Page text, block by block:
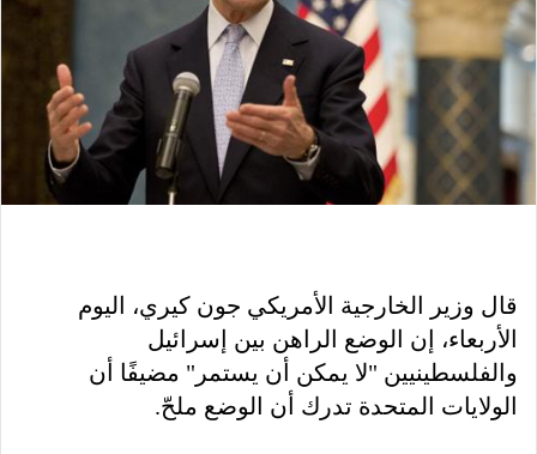
قال وزير الخارجية الأمريكي جون كيري، اليوم
الأربعاء، إن الوضع الراهن بين إسرائيل
والفلسطينيين "لا يمكن أن يستمر" مضيفًا أن
الولايات المتحدة تدرك أن الوضع ملحّ.